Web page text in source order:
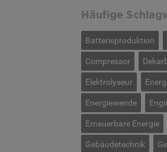
Häufige
Batterieproduktion
Compressor
Elektrolyseur
Energiewende
Erneuerbare Energie
Gebäudetechnik